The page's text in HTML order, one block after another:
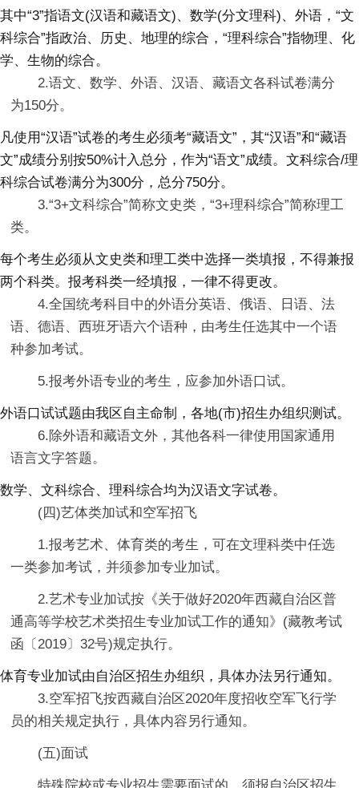
其中“3”指语文(汉语和藏语文)、数学(分文理科)、外语，“文
科综合”指政治、历史、地理的综合，“理科综合”指物理、化
学、生物的综合。
2.语文、数学、外语、汉语、藏语文各科试卷满分
为150分。
凡使用“汉语”试卷的考生必须考“藏语文”，其“汉语”和“藏语
文”成绩分别按50%计入总分，作为“语文”成绩。文科综合/理
科综合试卷满分为300分，总分750分。
3.“3+文科综合”简称文史类，“3+理科综合”简称理工
类。
每个考生必须从文史类和理工类中选择一类填报，不得兼报
两个科类。报考科类一经填报，一律不得更改。
4.全国统考科目中的外语分英语、俄语、日语、法
语、德语、西班牙语六个语种，由考生任选其中一个语
种参加考试。
5.报考外语专业的考生，应参加外语口试。
外语口试试题由我区自主命制，各地(市)招生办组织测试。
6.除外语和藏语文外，其他各科一律使用国家通用
语言文字答题。
数学、文科综合、理科综合均为汉语文字试卷。
(四)艺体类加试和空军招飞
1.报考艺术、体育类的考生，可在文理科类中任选
一类参加考试，并须参加专业加试。
2.艺术专业加试按《关于做好2020年西藏自治区普
通高等学校艺术类招生专业加试工作的通知》(藏教考试
函〔2019〕32号)规定执行。
体育专业加试由自治区招生办组织，具体办法另行通知。
3.空军招飞按西藏自治区2020年度招收空军飞行学
员的相关规定执行，具体内容另行通知。
(五)面试